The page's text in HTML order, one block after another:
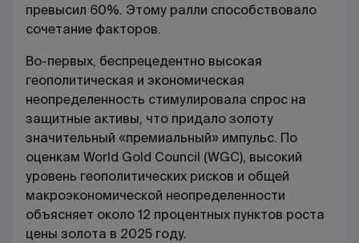
превысил 60%. Этому ралли способствовало
сочетание факторов.
Во-первых, беспрецедентно высокая
геополитическая и экономическая
неопределенность стимулировала спрос на
защитные активы, что придало золоту
значительный «премиальный» импульс. По
оценкам World Gold Council (WGC), высокий
уровень геополитических рисков и общей
макроэкономической неопределенности
объясняет около 12 процентных пунктов роста
цены золота в 2025 году.